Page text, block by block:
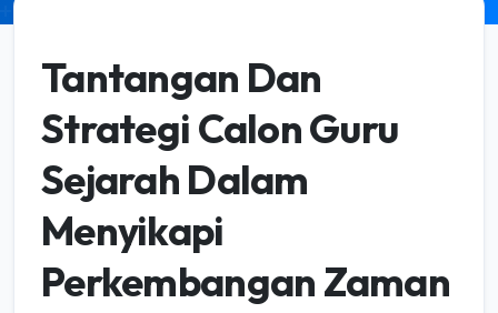
Tantangan Dan
Strategi Calon Guru
Sejarah Dalam
Menyikapi
Perkembangan Zaman